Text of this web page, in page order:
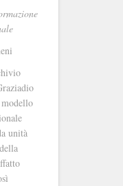
unità